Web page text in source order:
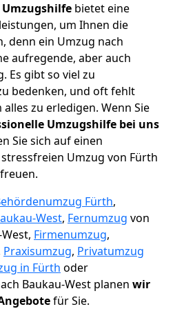
Umzugshilfe bietet eine
um Ihnen die
denn ein Umzug nach
aufregende, aber auch
Es gibt so viel zu
bedenken, und oft fehlt
zu erledigen. Wenn Sie
Umzugshilfe bei uns
Sie sich auf einen
Umzug von Fürth
Fürth,
West, Fernumzug von
Firmenumzug,
Praxisumzug, Privatumzug
in Fürth oder
Baukau-West planen wir
für Sie.